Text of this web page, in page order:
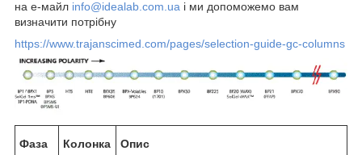
на е-майл info@idealab.com.ua і ми допоможемо вам
визначити потрібну
https://www.trajanscimed.com/pages/selection-guide-gc-columns
Фаза Колонка Опис